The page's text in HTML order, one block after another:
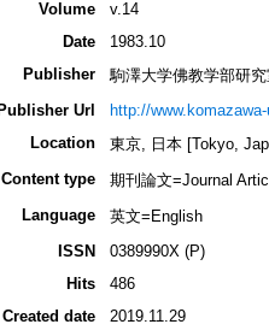
Volume
v.14
Date
1983.10
Publisher
駒澤大学佛教学部研
Publisher Url
http://
Location
東京, 日本 [Tokyo,
Content type
期刊論文=Journal
Language
英文=English
ISSN
0389990X (P)
Hits
486
Created date
2019.11.29